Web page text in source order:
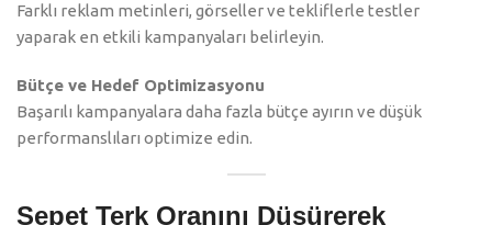
Farklı reklam metinleri, görseller ve tekliflerle testler
yaparak en etkili kampanyaları belirleyin.
Bütçe ve Hedef Optimizasyonu
Başarılı kampanyalara daha fazla bütçe ayırın ve düşük
performanslıları optimize edin.
Sepet Terk Oranını Düşürerek